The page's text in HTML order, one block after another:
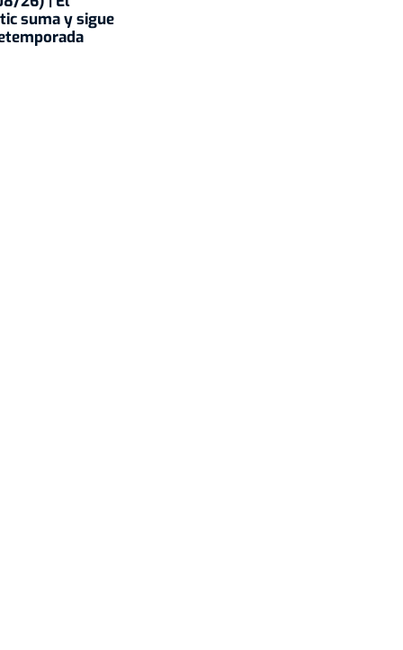
suma y sigue